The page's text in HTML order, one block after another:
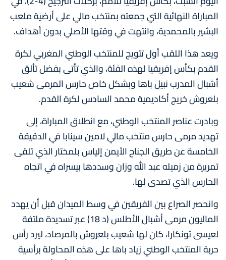
المباراة النهائية التي جمعته بمنتخب مالي على أرضية ملعب
البشير بالمحمدية، وانتهت في وقتها الأصلي بدون أهداف.
ويعد هذا اللقب أول تتويج للمنتخب الوطني المغربي لكرة
القدم بكأس إفريقيا لهذه الفئة، والذي تأتى بفضل تألق
أشبال المدرب نبيل باها وبشكل خاص حارس المرمى شعيب
بلعروش خريج أكاديمية محمد السادس لكرة القدم.
وبادرت عناصر المنتخب الوطني، مع انطلاق المباراة، إلى
تهديد مرمى حارس منتخب مالي لامين سينابا في الدقيقة
الخامسة عن طريق الجناح الأيمن إلياس بلمختار الذي تلقى
تمريرة من زميله عبد الله وزان وسددها بيسراه في اتجاه
الحارس الذي تصدى لها.
وانحصر الصراع بين الفريقين في وسط الميدان قبل أن يهدد
الماليون مرمى أشبال الأطلس (د 18) عبر تسديدة ملتفة
لعيسى تونكارا، كان لها شعيب بلعروش بالمرصاد، ليرد رأس
حربة المنتخب الوطني زياد باها على هذه المحاولة برأسية